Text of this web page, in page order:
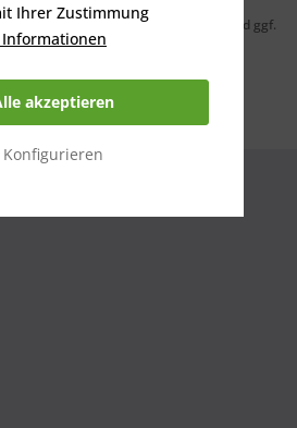
zzgl.Versandkosten
und ggf.
wenn nicht anders beschrieben
werben Kunden
Widerrufsrecht
Ihrer Zustimmung
akzeptieren
Konfigurieren